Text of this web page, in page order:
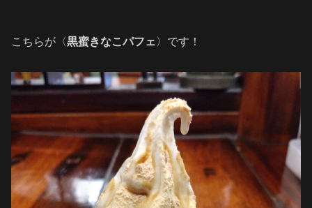
こちらが〈黒蜜きなこパフェ〉です！